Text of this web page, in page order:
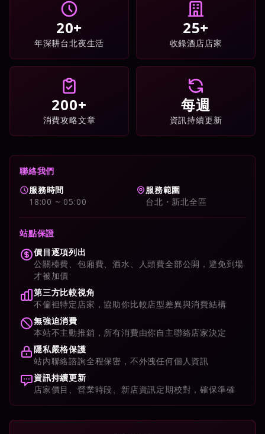
20+
年深耕台北夜生活
25+
收錄酒店店家
200+
消費攻略文章
每週
資訊持續更新
聯絡我們
服務時間
18:00 ~ 05:00
服務範圍
台北・新北全區
站點保證
價目逐項列出
公關檯費、包廂費、酒水、人頭費全部公開，避免到場
才被加價
第三方比較視角
不偏袒特定店家，協助你比較店型差異與消費結構
無強迫消費
本站不主動推銷，所有消費由你自主聯絡店家決定
隱私嚴格保護
站內聯絡諮詢全程保密，不外洩任何個人資訊
資訊持續更新
店家價目、營業時段、新店資訊定期校對，確保準確